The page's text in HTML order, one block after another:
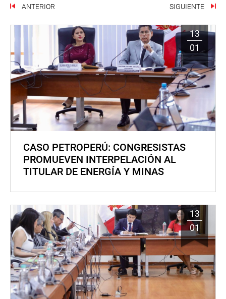
ANTERIOR SIGUIENTE
13
01
CASO PETROPERÚ: CONGRESISTAS
PROMUEVEN INTERPELACIÓN AL
TITULAR DE ENERGÍA Y MINAS
13
01